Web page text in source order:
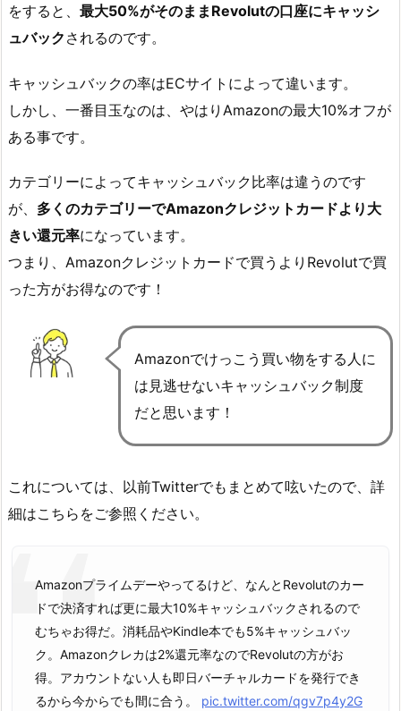
をすると、 最大50%がそのままRevolutの口座にキャッシ
ュバック されるのです。
キャッシュバックの率はECサイトによって違います。
しかし、一番目玉なのは、やはりAmazonの最大10%オフが
ある事です。
カテゴリーによってキャッシュバック比率は違うのです
が、 多くのカテゴリーでAmazonクレジットカードより大
きい還元率になっています。
つまり、Amazonクレジットカードで買うよりRevolutで買
った方がお得なのです！
Amazonでけっこう買い物をする人に
は見逃せないキャッシュバック制度
だと思います！
これについては、以前Twitterでもまとめて呟いたので、詳
細はこちらをご参照ください。
Amazonプライムデーやってるけど、なんとRevolutのカー
ドで決済すれば更に最大10%キャッシュバックされるので
むちゃお得だ。消耗品やKindle本でも5%キャッシュバッ
ク。Amazonクレカは2%還元率なのでRevolutの方がお
得。アカウントない人も即日バーチャルカードを発行でき
るから今からでも間に合う。 pic.twitter.com/qgv7p4y2G